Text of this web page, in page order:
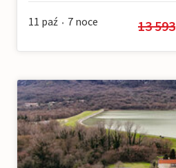
11 paź • 7 noce 13 593